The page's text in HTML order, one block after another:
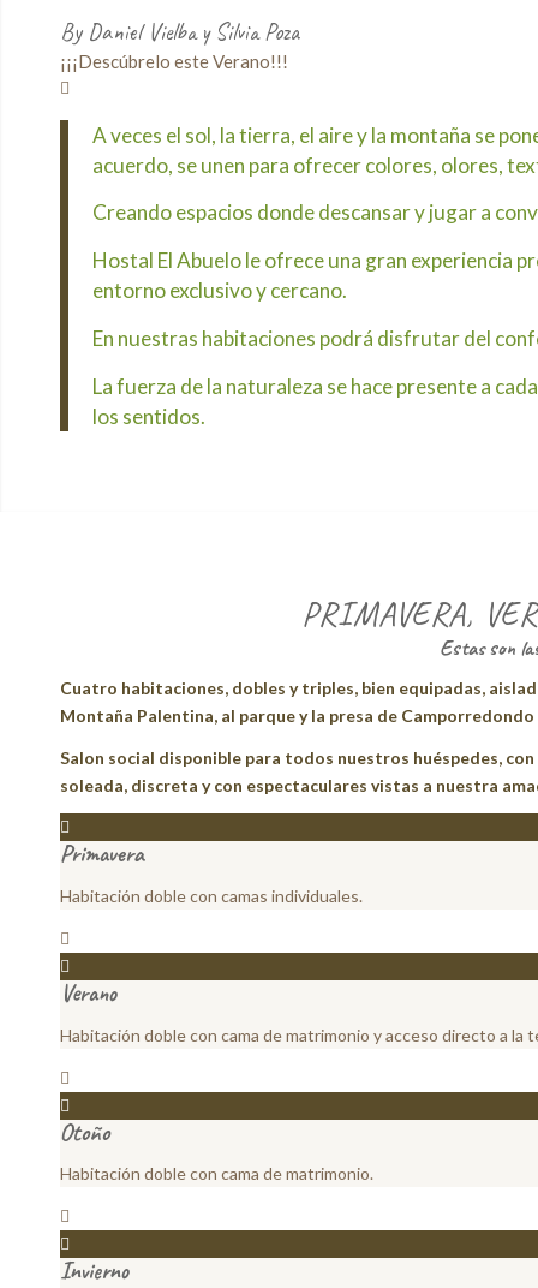
By Daniel Vielba y Silvia Poza
¡¡¡Descúbrelo este Verano!!!
A veces el sol, la tierra, el aire y la montaña se
acuerdo, se unen para ofrecer colores, olores,
Creando espacios donde descansar y jugar a
Hostal El Abuelo le ofrece una gran experiencia
entorno exclusivo y cercano.
En nuestras habitaciones podrá disfrutar del
La fuerza de la naturaleza se hace presente a
los sentidos.
PRIMAVERA,
Estas son
Cuatro habitaciones, dobles y triples, bien equipadas,
Montaña Palentina, al parque y la presa de Camporredondo
Salon social disponible para todos nuestros huéspedes,
soleada, discreta y con espectaculares vistas a nuestra
Primavera
Habitación doble con camas individuales.
Verano
Habitación doble con cama de matrimonio y acceso directo a la
Otoño
Habitación doble con cama de matrimonio.
Invierno